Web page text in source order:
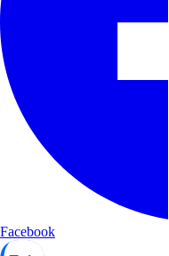
Facebook